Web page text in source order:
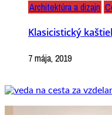
Architektúra a dizajn
Klasicistický
7 mája, 2019